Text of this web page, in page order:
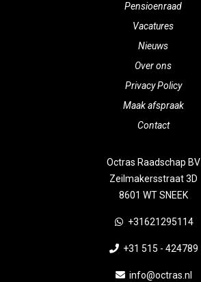
Pensioenraad
Vacatures
Nieuws
Over ons
Privacy Policy
Maak afspraak
Contact
Octras Raadschap BV
Zeilmakersstraat 3D
8601 WT SNEEK
+31621295114
+31 515 - 424789
info@octras.nl